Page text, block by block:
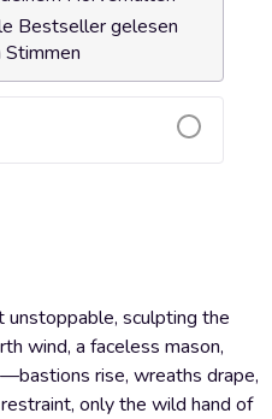
Bestseller gelesen
unstoppable, sculpting the
wind, a faceless mason,
rise, wreaths drape,
only the wild hand of